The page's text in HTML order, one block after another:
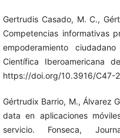
Gertrudis Casado, M. C.,
Competencias informativas
empoderamiento
Científica Iberoamericana
https://doi.org/10.3916/C47-
Gértrudix Barrio, M., Álvarez
data en aplicaciones
servicio. Fonseca,